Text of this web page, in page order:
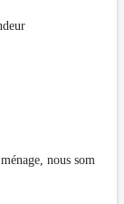
nous som